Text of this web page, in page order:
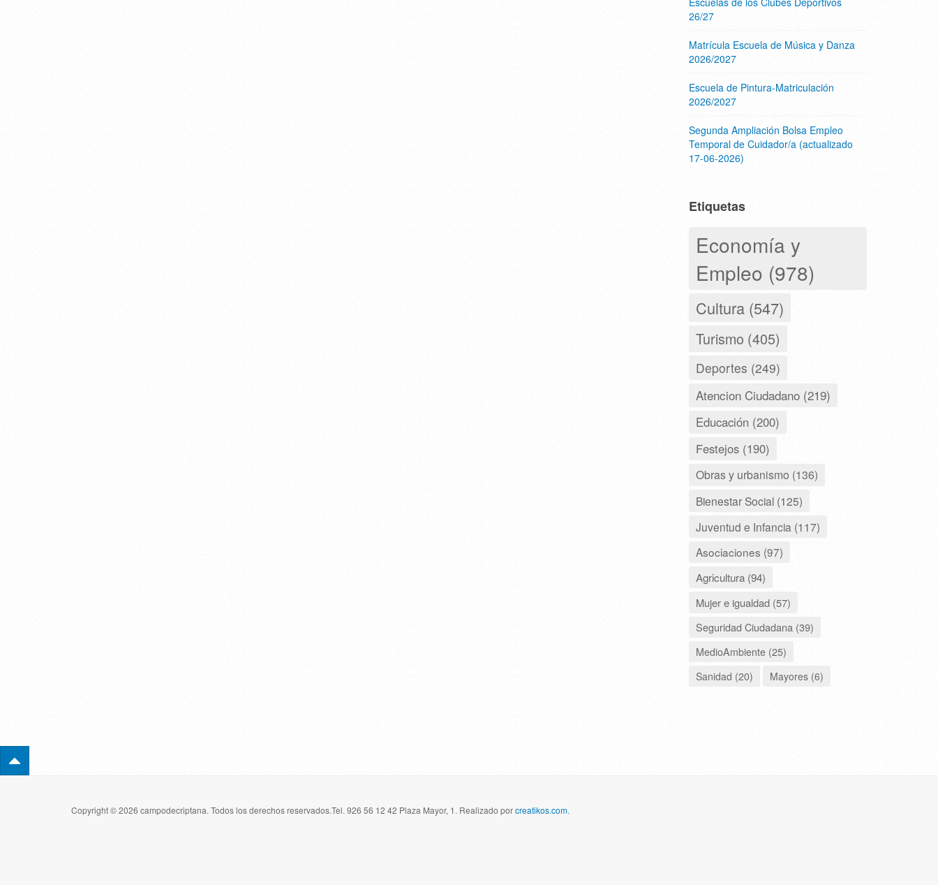
26/27
Matrícula Escuela de Música y Danza
2026/2027
Escuela de Pintura-Matriculación
2026/2027
Segunda Ampliación Bolsa Empleo
Temporal de Cuidador/a (actualizado
17-06-2026)
Etiquetas
Economía y
Empleo (978)
Cultura (547)
Turismo (405)
Deportes (249)
Atencion Ciudadano (219)
Educación (200)
Festejos (190)
Obras y urbanismo (136)
Bienestar Social (125)
Juventud e Infancia (117)
Asociaciones (97)
Agricultura (94)
Mujer e igualdad (57)
Seguridad Ciudadana (39)
MedioAmbiente (25)
Sanidad (20)
Mayores (6)
Copyright © 2026 campodecriptana. Todos los derechos reservados.Tel. 926 56 12 42 Plaza Mayor, 1. Realizado porcreatikos.com.